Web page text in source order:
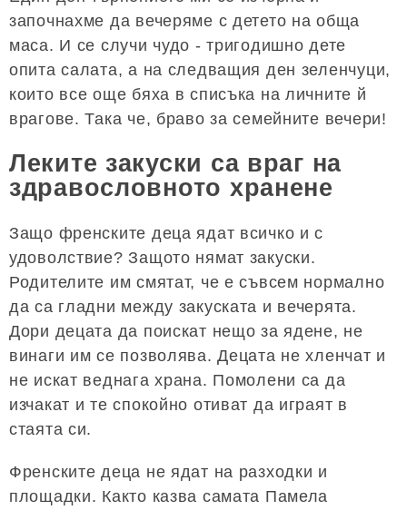
започнахме да вечеряме с детето на обща
маса. И се случи чудо - тригодишно дете
опита салата, а на следващия ден зеленчуци,
които все още бяха в списъка на личните й
врагове. Така че, браво за семейните вечери!
Леките закуски са враг на
здравословното хранене
Защо френските деца ядат всичко и с
удоволствие? Защото нямат закуски.
Родителите им смятат, че е съвсем нормално
да са гладни между закуската и вечерята.
Дори децата да поискат нещо за ядене, не
винаги им се позволява. Децата не хленчат и
не искат веднага храна. Помолени са да
изчакат и те спокойно отиват да играят в
стаята си.
Френските деца не ядат на разходки и
площадки. Както казва самата Памела